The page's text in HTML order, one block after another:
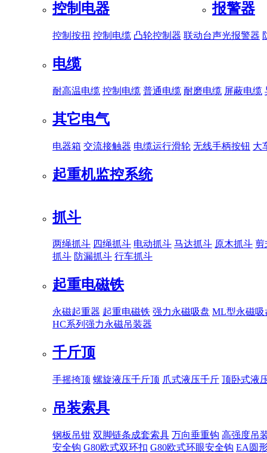
控制电器
控制按扭 控制电缆 凸轮控制器 联动台
报警器
声光报警器
电缆
耐高温电缆 控制电缆 普通电缆 耐磨电缆 屏蔽电缆
其它电气
电器箱 交流接触器 电缆运行滑轮 无线手柄按钮 大
起重机监控系统
抓斗
两绳抓斗 四绳抓斗 电动抓斗 马达抓斗 原木抓斗 剪
抓斗 防漏抓斗 行车抓斗
起重电磁铁
永磁起重器 起重电磁铁 强力永磁吸盘 ML型永磁吸
HC系列强力永磁吊装器
千斤顶
手摇挎顶 螺旋液压千斤顶 爪式液压千斤 顶卧式液
吊装索具
钢板吊钳 双脚链条成套索具 万向垂重钩 高强度吊
安全钩 G80欧式双环扣 G80欧式环眼安全钩 EA圆